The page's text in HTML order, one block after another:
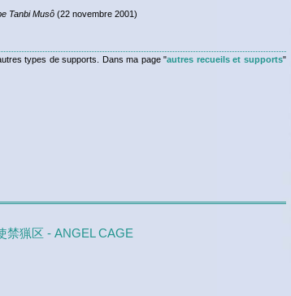
Tanbi Musô(22 novembre 2001)
types de supports. Dans ma page "autres recueils et supports"
禁猟区 - ANGEL CAGE